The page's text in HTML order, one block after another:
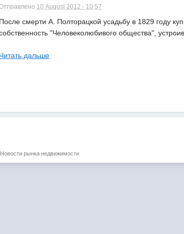
10 August 2012 - 10:57
После смерти А. Полторацкой усадьбу в 1829 году
"Человеколюбивого общества",
Читать дальше
Новости рынка недвижимости